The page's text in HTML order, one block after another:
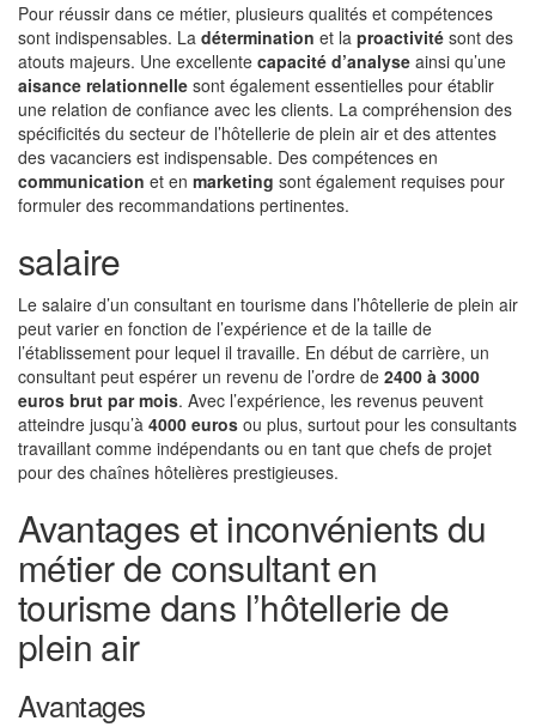
Pour réussir dans ce métier, plusieurs qualités et compétences
sont indispensables. La détermination et la proactivité sont des
atouts majeurs. Une excellente capacité d’analyse ainsi qu’une
aisance relationnelle sont également essentielles pour établir
une relation de confiance avec les clients. La compréhension des
spécificités du secteur de l’hôtellerie de plein air et des attentes
des vacanciers est indispensable. Des compétences en
communication et en marketing sont également requises pour
formuler des recommandations pertinentes.
salaire
Le salaire d’un consultant en tourisme dans l’hôtellerie de plein air
peut varier en fonction de l’expérience et de la taille de
l’établissement pour lequel il travaille. En début de carrière, un
consultant peut espérer un revenu de l’ordre de 2400 à 3000
euros brut par mois. Avec l’expérience, les revenus peuvent
atteindre jusqu’à 4000 euros ou plus, surtout pour les consultants
travaillant comme indépendants ou en tant que chefs de projet
pour des chaînes hôtelières prestigieuses.
Avantages et inconvénients du
métier de consultant en
tourisme dans l’hôtellerie de
plein air
Avantages